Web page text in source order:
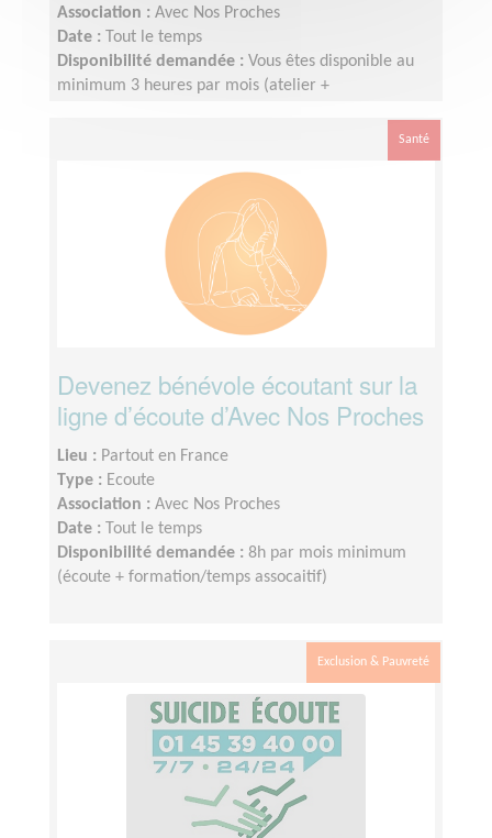
Association : Avec Nos Proches
Date :
Tout le temps
Disponibilité demandée : Vous êtes disponible au
minimum 3 heures par mois (atelier +
Santé
Devenez bénévole écoutant sur la
ligne d’écoute d’Avec Nos Proches
Lieu : Partout en France
Type : Ecoute
Association : Avec Nos Proches
Date :
Tout le temps
Disponibilité demandée : 8h par mois minimum
(écoute + formation/temps assocaitif)
Exclusion & Pauvreté